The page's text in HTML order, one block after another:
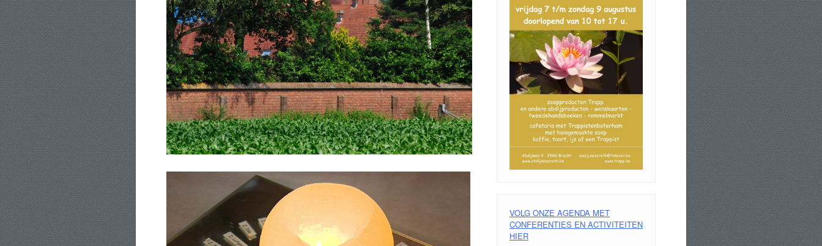
VOLG ONZE AGENDA MET
CONFERENTIES EN ACTIVITEITEN
HIER